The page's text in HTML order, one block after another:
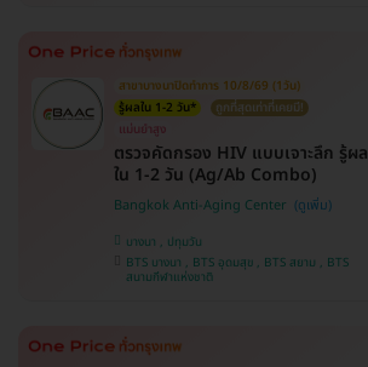
สาขาบางนาปิดทำการ 10/8/69 (1วัน)
รู้ผลใน 1-2 วัน*
ถูกที่สุดเท่าที่เคยมี!
แม่นยำสูง
ตรวจคัดกรอง HIV แบบเจาะลึก รู้ผล
ใน 1-2 วัน (Ag/Ab Combo)
Bangkok Anti-Aging Center
บางนา , ปทุมวัน
BTS บางนา , BTS อุดมสุข , BTS สยาม , BTS
สนามกีฬาแห่งชาติ